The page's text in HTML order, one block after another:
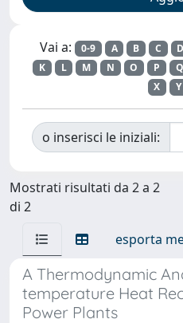
Vai a: 0-9 A B C D
K
L M N O P Q
X
Y
o inserisci le iniziali:
Mostrati risultati da 2 a 2
di 2
esporta
A Thermodynamic
temperature Heat
Power Plants